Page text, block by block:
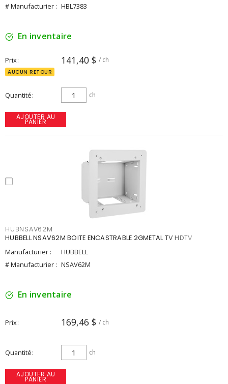
# Manufacturier : HBL7383
En inventaire
Prix 141,40 $ / ch
AUCUN RETOUR
Quantité ch
AJOUTER AU
PANIER
HUBNSAV62M
HUBBELL NSAV62M BOITE ENCASTRABLE 2GMETAL TV HDTV
Manufacturier :
HUBBELL
# Manufacturier : NSAV62M
En inventaire
Prix 169,46 $ / ch
Quantité ch
AJOUTER AU
PANIER